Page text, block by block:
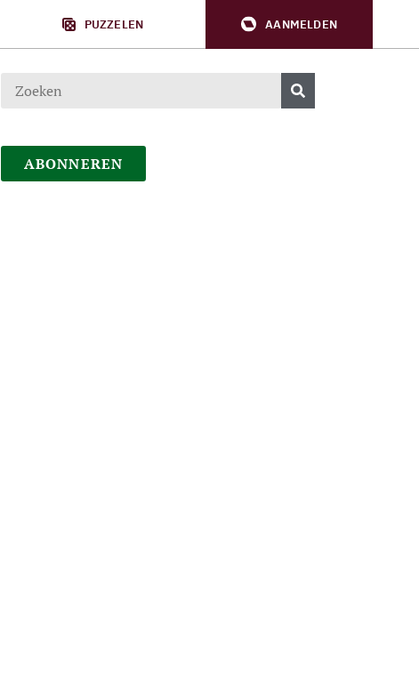
PUZZELEN AANMELDEN
ABONNEREN